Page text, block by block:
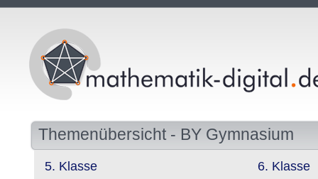
Themenübersicht - BY Gymnasium
5. Klasse 6. Klasse